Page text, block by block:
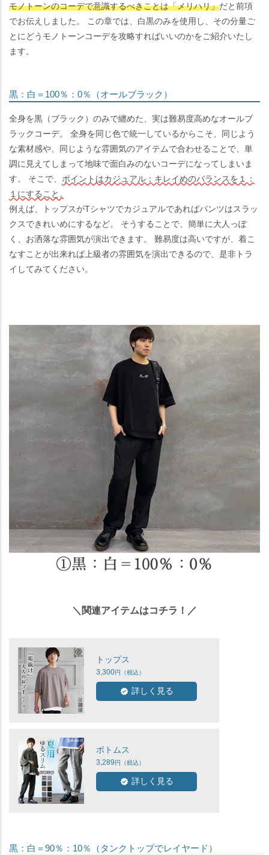
モノトーンのコーデで意識するべきことは「メリハリ」だと前項
でお伝えしました。 この章では、白黒のみを使用し、その分量ご
とにどうモノトーンコーデを攻略すればいいのかをご紹介いたし
ます。
黒：白＝100％：0％（オールブラック）
全身を黒（ブラック）のみで纏めた、実は難易度高めなオールブ
ラックコーデ。 全身を同じ色で統一しているからこそ、同じよう
な素材感や、同じような雰囲気のアイテムで合わせることで、単
調に見えてしまって地味で面白みのないコーデになってしまいま
す。 そこで、 ポイントはカジュアル：キレイめのバランスを１：
１にすること。
例えば、トップスがTシャツでカジュアルであればパンツはスラッ
クスできれいめにするなど。 そうすることで、簡単に大人っぽ
く、お洒落な雰囲気が演出できます。 難易度は高いですが、着こ
なすことが出来れば上級者の雰囲気を演出できるので、是非トラ
イしてみてください。
＼関連アイテムはコチラ！／
トップス
3,300
詳しく見る
ボトムス
3,289
詳しく見る
黒：白＝90％：10％（タンクトップでレイヤード）